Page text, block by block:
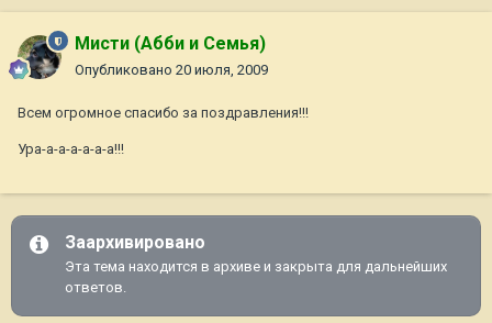
Мисти (Абби и Семья)
Опубликовано 20 июля, 2009
Всем огромное спасибо за поздравления!!!
Ура-а-а-а-а-а-а!!!
Заархивировано
Эта тема находится в архиве и закрыта для дальнейших
ответов.